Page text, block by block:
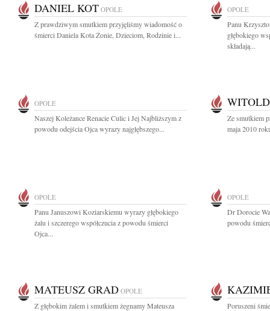
DANIEL KOT OPOLE
Z prawdziwym smutkiem przyjęliśmy wiadomość o
śmierci Daniela Kota Żonie, Dzieciom, Rodzinie i...
OPOLE
Panu
głębokiego
składają...
OPOLE
Naszej Koleżance Renacie Culic i Jej Najbliższym z
powodu odejścia Ojca wyrazy najgłębszego...
Ze smutkiem
maja 2010
OPOLE
Panu Januszowi Koziarskiemu wyrazy głębokiego
żalu i szczerego współczucia z powodu śmierci
Ojca...
OPOLE
Dr Dorocie
powodu
MATEUSZ GRAD OPOLE
Z głębokim żalem i smutkiem żegnamy Mateusza
Poruszeni